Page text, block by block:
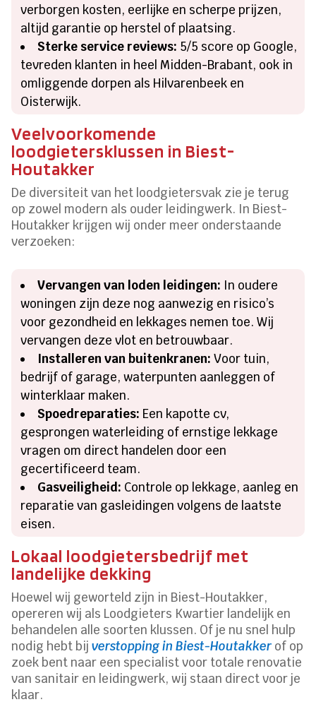
verborgen kosten, eerlijke en scherpe prijzen,
altijd garantie op herstel of plaatsing.
Sterke service reviews: 5/5 score op Google,
tevreden klanten in heel Midden-Brabant, ook in
omliggende dorpen als Hilvarenbeek en
Oisterwijk.
Veelvoorkomende
loodgietersklussen in Biest-
Houtakker
De diversiteit van het loodgietersvak zie je terug
op zowel modern als ouder leidingwerk. In Biest-
Houtakker krijgen wij onder meer onderstaande
verzoeken:
Vervangen van loden leidingen: In oudere
woningen zijn deze nog aanwezig en risico’s
voor gezondheid en lekkages nemen toe. Wij
vervangen deze vlot en betrouwbaar.
Installeren van buitenkranen: Voor tuin,
bedrijf of garage, waterpunten aanleggen of
winterklaar maken.
Spoedreparaties: Een kapotte cv,
gesprongen waterleiding of ernstige lekkage
vragen om direct handelen door een
gecertificeerd team.
Gasveiligheid: Controle op lekkage, aanleg en
reparatie van gasleidingen volgens de laatste
eisen.
Lokaal loodgietersbedrijf met
landelijke dekking
Hoewel wij geworteld zijn in Biest-Houtakker,
opereren wij als Loodgieters Kwartier landelijk en
behandelen alle soorten klussen. Of je nu snel hulp
nodig hebt bijverstopping in Biest-Houtakker of op
zoek bent naar een specialist voor totale renovatie
van sanitair en leidingwerk, wij staan direct voor je
klaar.